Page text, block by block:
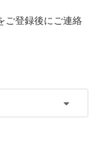
ご登録後にご連絡